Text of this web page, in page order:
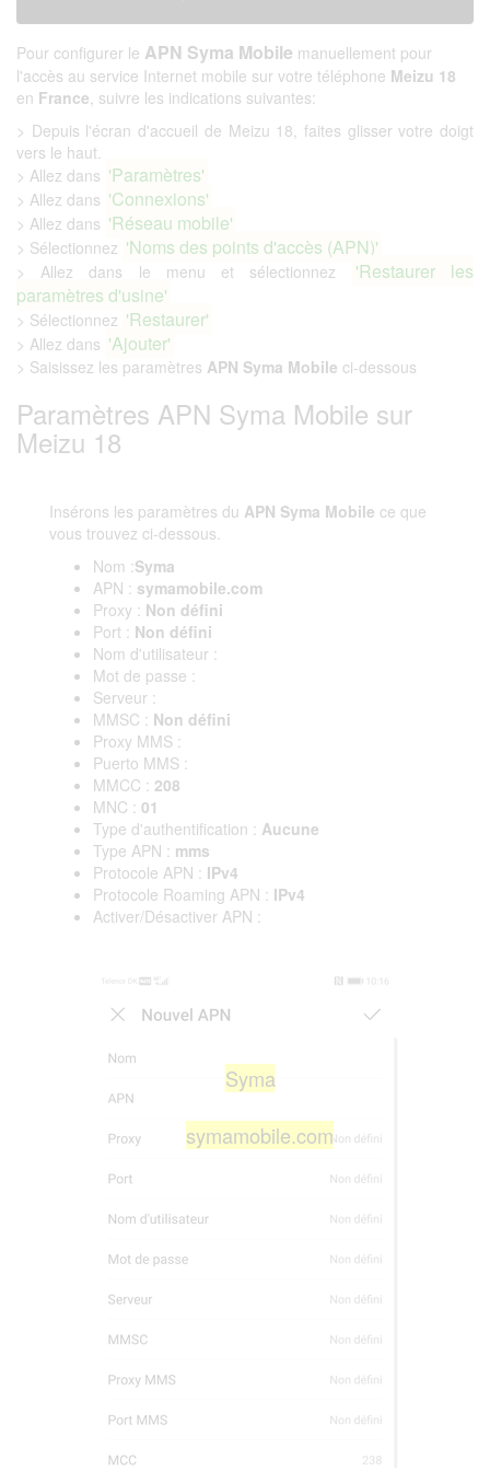
Pour configurer le APN Syma Mobile manuellement pour
l'accès au service Internet mobile sur votre téléphone Meizu 18
en France, suivre les indications suivantes:
> Depuis l'écran d'accueil de Meizu 18, faites glisser votre doigt
vers le haut.
> Allez dans 'Paramètres'
> Allez dans 'Connexions'
> Allez dans 'Réseau mobile'
> Sélectionnez 'Noms des points d'accès (APN)'
> Allez dans le menu et sélectionnez
'Restaurer les
paramètres d'usine'
> Sélectionnez 'Restaurer'
> Allez dans 'Ajouter'
> Saisissez les paramètres APN Syma Mobile ci-dessous
Paramètres APN Syma Mobile sur
Meizu 18
Insérons les paramètres du APN Syma Mobile ce que
vous trouvez ci-dessous.
Nom :Syma
APN : symamobile.com
Proxy : Non défini
Port : Non défini
Nom d'utilisateur :
Mot de passe :
Serveur :
MMSC : Non défini
Proxy MMS :
Puerto MMS :
MMCC : 208
MNC : 01
Type d'authentification : Aucune
Type APN : mms
Protocole APN : IPv4
Protocole Roaming APN : IPv4
Activer/Désactiver APN :
symamobile.com
Syma